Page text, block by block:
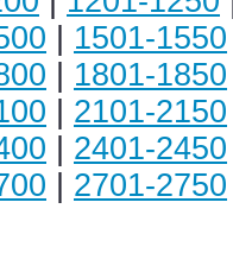
1501-1550
1801-1850
2101-2150
2401-2450
2701-2750